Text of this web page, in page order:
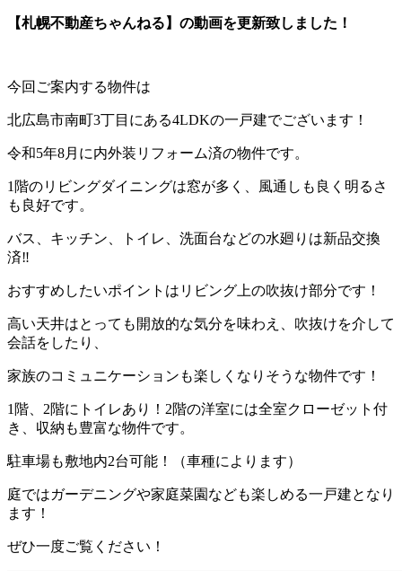
【札幌不動産ちゃんねる】の動画を更新致しました！
今回ご案内する物件は
北広島市南町3丁目にある4LDKの一戸建でございます！
令和5年8月に内外装リフォーム済の物件です。
1階のリビングダイニングは窓が多く、風通しも良く明るさ
も良好です。
バス、キッチン、トイレ、洗面台などの水廻りは新品交換
済‼
おすすめしたいポイントはリビング上の吹抜け部分です！
高い天井はとっても開放的な気分を味わえ、吹抜けを介して
会話をしたり、
家族のコミュニケーションも楽しくなりそうな物件です！
1階、2階にトイレあり！2階の洋室には全室クローゼット付
き、収納も豊富な物件です。
駐車場も敷地内2台可能！（車種によります）
庭ではガーデニングや家庭菜園なども楽しめる一戸建となり
ます！
ぜひ一度ご覧ください！